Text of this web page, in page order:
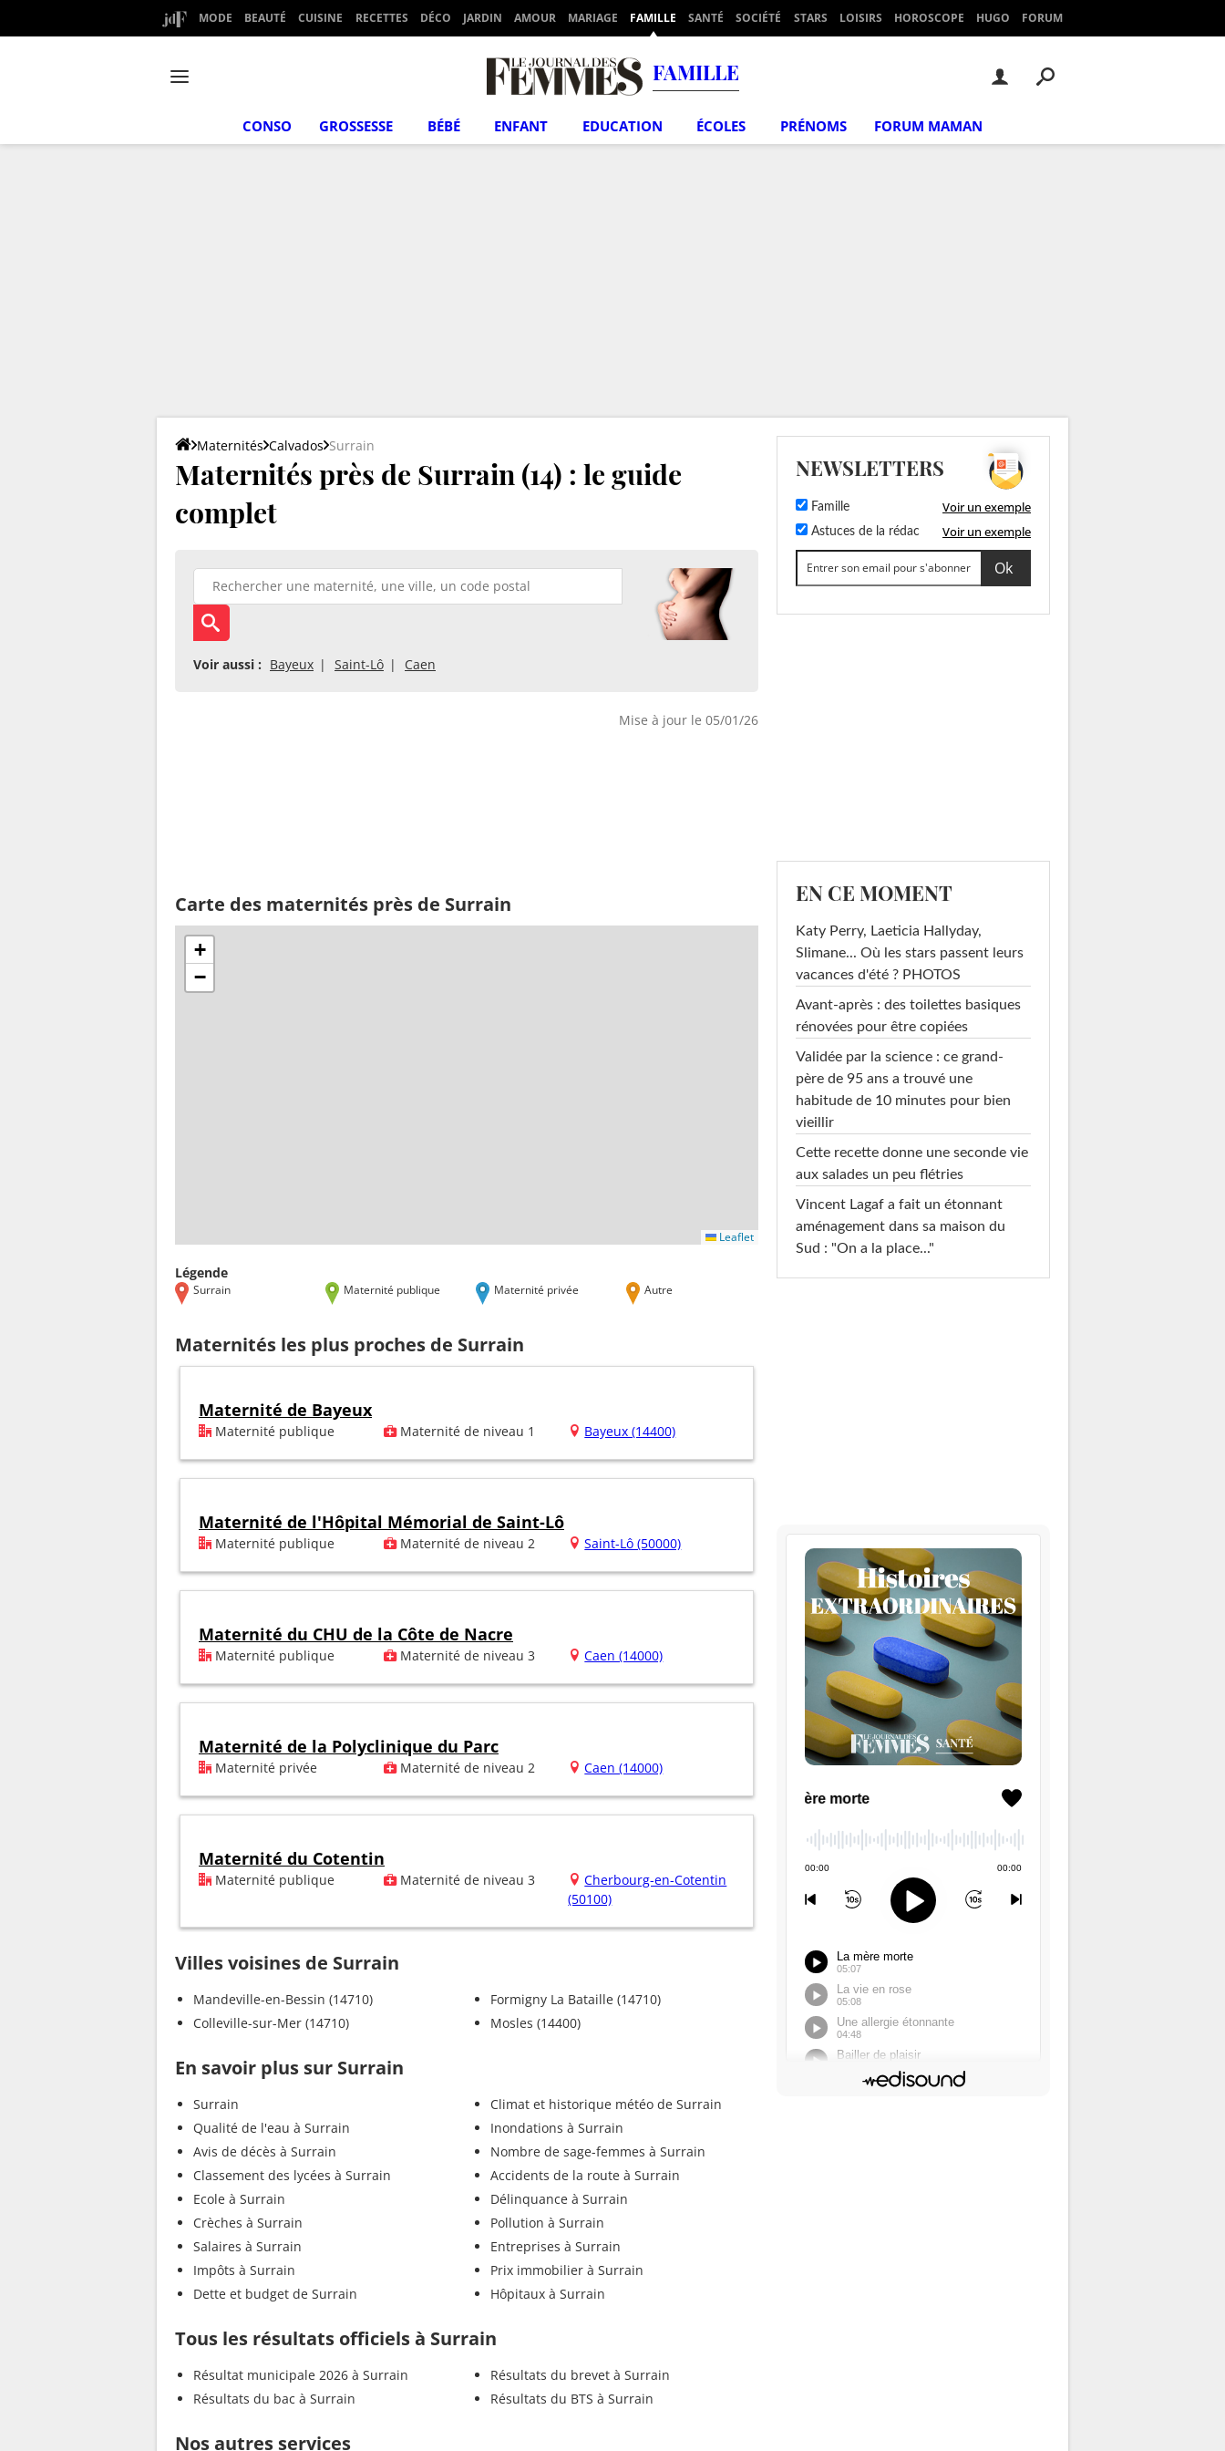
MODE BEAUTÉ CUISINE RECETTES DÉCO JARDIN AMOUR MARIAGE FAMILLE SANTÉ SOCIÉTÉ STARS LOISIRS HOROSCOPE HUGO FORUM
FAMILLE
CONSO GROSSESSE BÉBÉ ENFANT EDUCATION ÉCOLES PRÉNOMS FORUM MAMAN
Maternités Calvados Surrain
Maternités près de Surrain (14) : le guide
complet
Voir aussi : Bayeux Saint-Lô Caen
Mise à jour le 05/01/26
Carte des maternités près de Surrain
+
−
Leaflet
Légende
Surrain Maternité publique Maternité privée Autre
Maternités les plus proches de Surrain
Maternité de Bayeux
Maternité publique Maternité de niveau 1 Bayeux (14400)
Maternité de l'Hôpital Mémorial de Saint-Lô
Maternité publique Maternité de niveau 2 Saint-Lô (50000)
Maternité du CHU de la Côte de Nacre
Maternité publique Maternité de niveau 3 Caen (14000)
Maternité de la Polyclinique du Parc
Maternité privée Maternité de niveau 2 Caen (14000)
Maternité du Cotentin
Maternité publique Maternité de niveau 3
Cherbourg-en-Cotentin
(50100)
Villes voisines de Surrain
Mandeville-en-Bessin (14710)
Colleville-sur-Mer (14710)
Formigny La Bataille (14710)
Mosles (14400)
En savoir plus sur Surrain
Surrain
Qualité de l'eau à Surrain
Avis de décès à Surrain
Classement des lycées à Surrain
Ecole à Surrain
Crèches à Surrain
Salaires à Surrain
Impôts à Surrain
Dette et budget de Surrain
Climat et historique météo de Surrain
Inondations à Surrain
Nombre de sage-femmes à Surrain
Accidents de la route à Surrain
Délinquance à Surrain
Pollution à Surrain
Entreprises à Surrain
Prix immobilier à Surrain
Hôpitaux à Surrain
Tous les résultats officiels à Surrain
Résultat municipale 2026 à Surrain
Résultats du bac à Surrain
Résultats du brevet à Surrain
Résultats du BTS à Surrain
Nos autres services
NEWSLETTERS
Famille Voir un exemple
Astuces de la rédac Voir un exemple
EN CE MOMENT
Katy Perry, Laeticia Hallyday,
Slimane... Où les stars passent leurs
vacances d'été ? PHOTOS
Avant-après : des toilettes basiques
rénovées pour être copiées
Validée par la science : ce grand-
père de 95 ans a trouvé une
habitude de 10 minutes pour bien
vieillir
Cette recette donne une seconde vie
aux salades un peu flétries
Vincent Lagaf a fait un étonnant
aménagement dans sa maison du
Sud : "On a la place..."